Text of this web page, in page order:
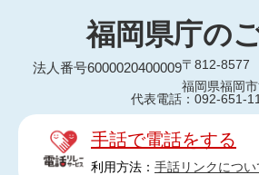
福岡県庁の
法人番号6000020400009〒812-8577
福岡県福岡
代表電話：092-651-
手話で電話をする
利用方法： 手話リンクについ